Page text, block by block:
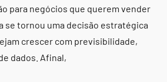
para negócios que querem vender
se tornou uma decisão estratégica
crescer com previsibilidade,
dados. Afinal,